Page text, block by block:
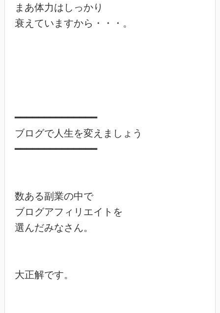
まあ体力はしっかり
衰えていますから・・・。
━━━━━━━━━━━━━━
ブログで人生を変えましょう
━━━━━━━━━━━━━━
数ある副業の中で
ブログアフィリエイトを
選んだみなさん。
大正解です。